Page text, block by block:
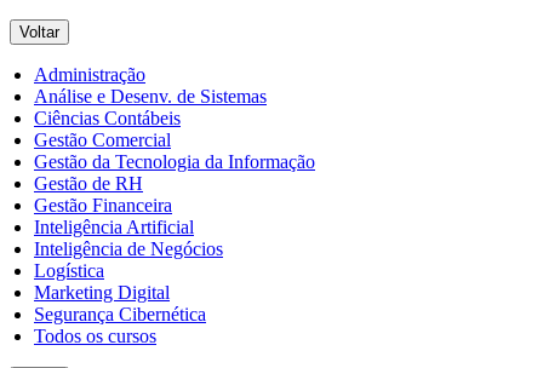
Voltar
Administração
Análise e Desenv. de Sistemas
Ciências Contábeis
Gestão Comercial
Gestão da Tecnologia da Informação
Gestão de RH
Gestão Financeira
Inteligência Artificial
Inteligência de Negócios
Logística
Marketing Digital
Segurança Cibernética
Todos os cursos